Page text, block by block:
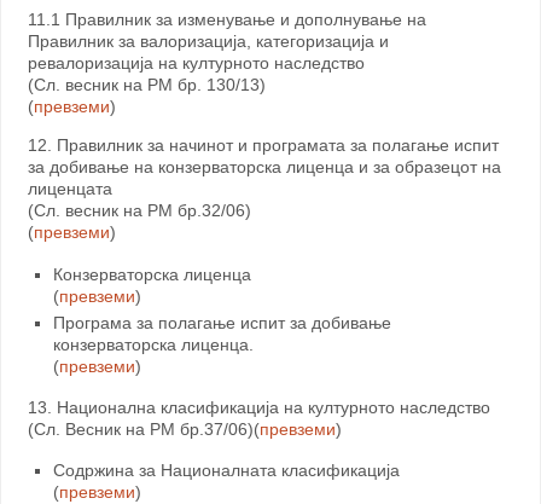
11.1 Правилник за изменување и дополнување на
Правилник за валоризација, категоризација и
ревалоризација на културното наследство
(Сл. весник на РМ бр. 130/13)
(превземи)
12. Правилник за начинот и програмата за полагање испит
за добивање на конзерваторска лиценца и за образецот на
лиценцата
(Сл. весник на РМ бр.32/06)
(превземи)
Конзерваторска лиценца
(превземи)
Програма за полагање испит за добивање
конзерваторска лиценца.
(превземи)
13. Национална класификација на културното наследство
(Сл. Весник на РМ бр.37/06)(превземи)
Содржина за Националната класификација
(превземи)